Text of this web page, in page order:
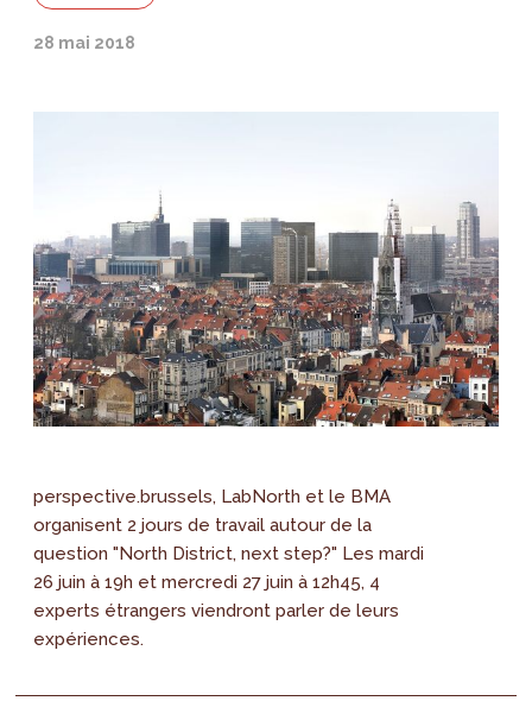
28 mai 2018
perspective.brussels, LabNorth et le BMA
organisent 2 jours de travail autour de la
question "North District, next step?" Les mardi
26 juin à 19h et mercredi 27 juin à 12h45, 4
experts étrangers viendront parler de leurs
expériences.